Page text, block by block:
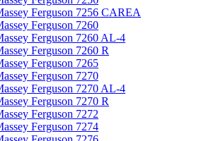
Ferguson 7256 CAREA
Ferguson 7260
Ferguson 7260 AL-4
Ferguson 7260 R
Ferguson 7265
Ferguson 7270
Ferguson 7270 AL-4
Ferguson 7270 R
Ferguson 7272
Ferguson 7274